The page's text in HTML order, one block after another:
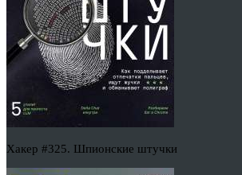
Хакер #325. Шпионские штучки